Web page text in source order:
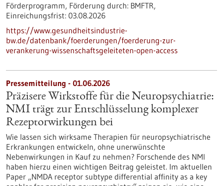
Förderprogramm, Förderung durch: BMFTR,
Einreichungsfrist: 03.08.2026
https://www.gesundheitsindustrie-
bw.de/datenbank/foerderungen/foerderung-zur-
verankerung-wissenschaftsgeleiteten-open-access
Pressemitteilung - 01.06.2026
Präzisere Wirkstoffe für die Neuropsychiatrie:
NMI trägt zur Entschlüsselung komplexer
Rezeptorwirkungen bei
Wie lassen sich wirksame Therapien für neuropsychiatrische
Erkrankungen entwickeln, ohne unerwünschte
Nebenwirkungen in Kauf zu nehmen? Forschende des NMI
haben hierzu einen wichtigen Beitrag geleistet. Im aktuellen
Paper „NMDA receptor subtype differential affinity as a key